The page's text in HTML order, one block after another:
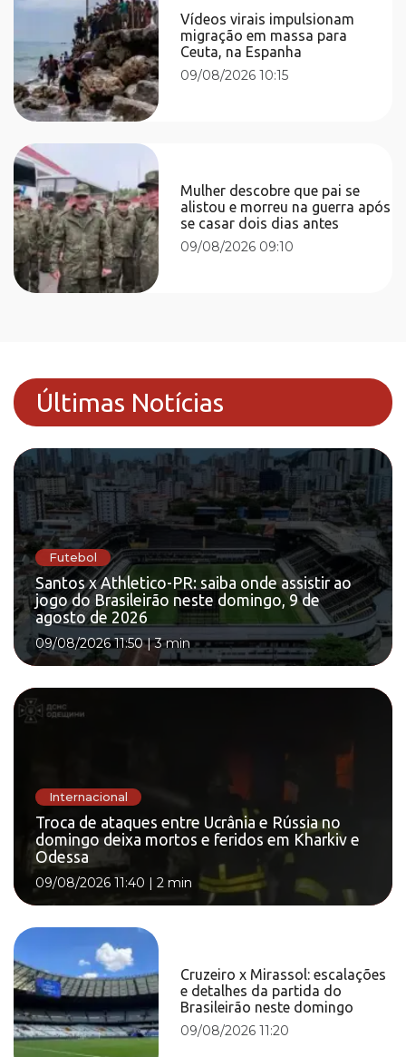
Vídeos virais impulsionam
migração em massa para
Ceuta, na Espanha
09/08/2026 10:15
Mulher descobre que pai se
alistou e morreu na guerra após
se casar dois dias antes
09/08/2026 09:10
Últimas Notícias
Futebol
Santos x Athletico-PR: saiba onde assistir ao
jogo do Brasileirão neste domingo, 9 de
agosto de 2026
09/08/2026 11:50|3 min
Internacional
Troca de ataques entre Ucrânia e Rússia no
domingo deixa mortos e feridos em Kharkiv e
Odessa
09/08/2026 11:40 | 2 min
Cruzeiro x Mirassol: escalações
e detalhes da partida do
Brasileirão neste domingo
09/08/2026 11:20